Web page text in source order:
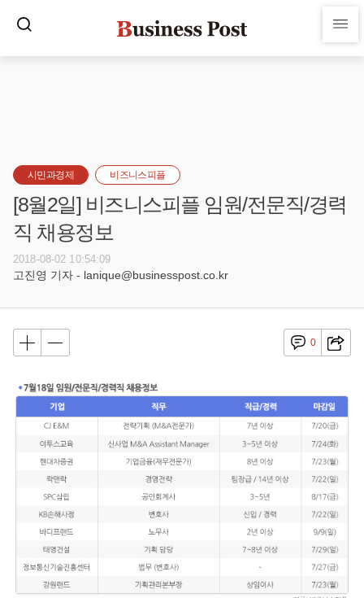
시민과경제 비즈니스피플
[8월2일] 비즈니스피플 임원/전문직/경력
직 채용정보
2018-08-02 10:54:09
고진영 기자 - lanique@businesspost.co.kr
0